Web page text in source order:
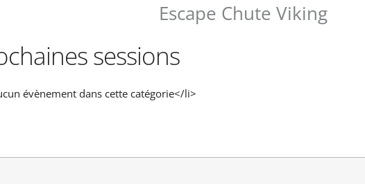
Escape Chute Viking
sessions
évènement dans cette catégorie</li>